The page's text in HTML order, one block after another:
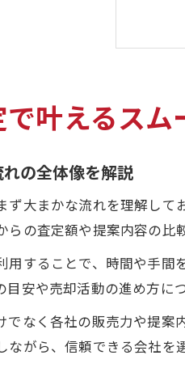
高
叶えるスム
の全体像を解説
ず大まかな流れを理解し
の査定額や提案内容の比
用することで、時間や手
安や売却活動の進め方に
でなく各社の販売力や提
がら、信頼できる会社を